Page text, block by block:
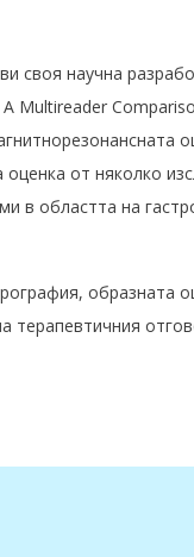
своя научна
Multireader
от няколко
в областта на
образната
терапевтичния